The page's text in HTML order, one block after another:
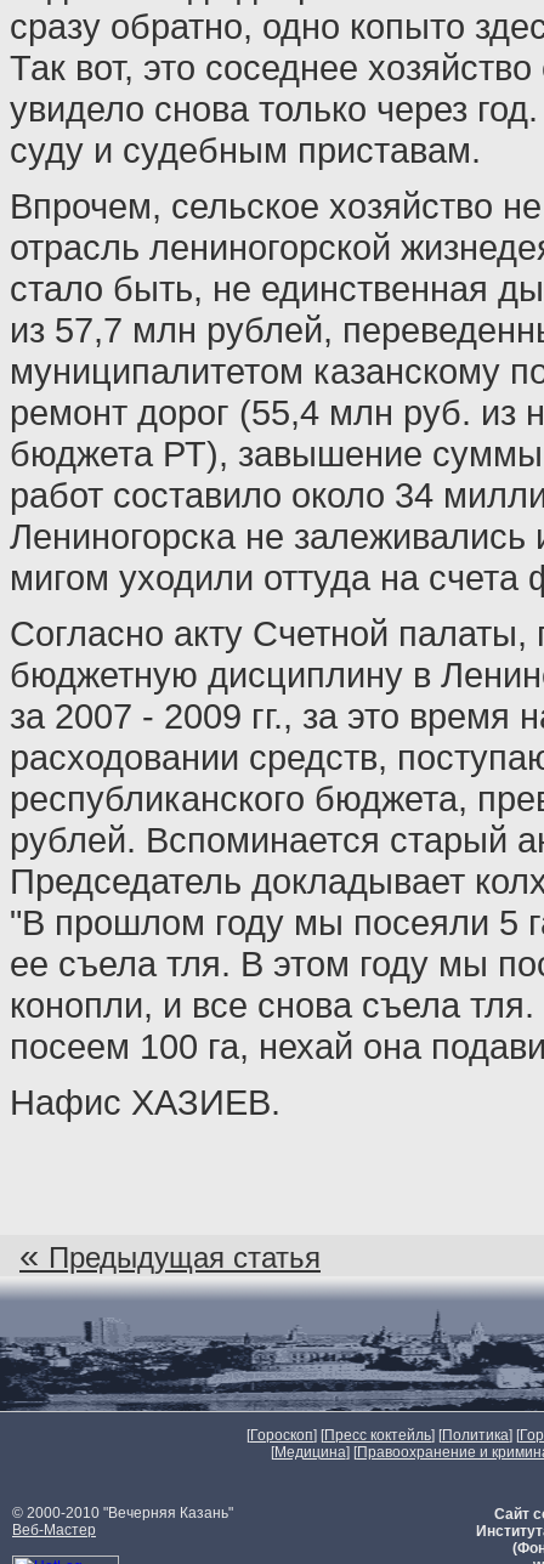
сразу обратно, одно копыто
Так вот, это соседнее
увидело снова только через
суду и судебным приставам.
Впрочем, сельское хозяйство
отрасль лениногорской
стало быть, не единственная
из 57,7 млн рублей,
муниципалитетом казанскому
ремонт дорог (55,4 млн руб. из
бюджета РТ), завышение
работ составило около 34
Лениногорска не залеживались
мигом уходили оттуда на
Согласно акту Счетной
бюджетную дисциплину в
за 2007 - 2009 гг., за это время
расходовании средств,
республиканского бюджета,
рублей. Вспоминается старый
Председатель докладывает
"В прошлом году мы посеяли 5
ее съела тля. В этом году мы
конопли, и все снова съела
посеем 100 га, нехай она
Нафис ХАЗИЕВ.
« Предыдущая статья
[Гороскоп] [Пресс коктейль] [Политика] [
[Медицина] [Правоохранение и
© 2000-2010 "Вечерняя Казань"
Веб-Мастер
Сайт